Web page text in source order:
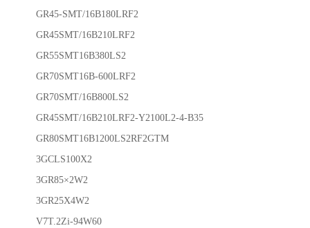
GR45-SMT/16B180LRF2
GR45SMT/16B210LRF2
GR55SMT16B380LS2
GR70SMT16B-600LRF2
GR70SMT/16B800LS2
GR45SMT/16B210LRF2-Y2100L2-4-B35
GR80SMT16B1200LS2RF2GTM
3GCLS100X2
3GR85×2W2
3GR25X4W2
V7T.2Zi-94W60